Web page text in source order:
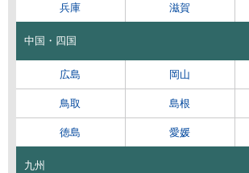
兵庫 滋賀
中国・四国
広島 岡山
鳥取 島根
徳島 愛媛
九州